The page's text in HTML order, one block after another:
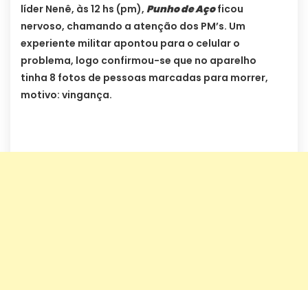
líder Nenê, às 12 hs (pm), Punho de Açoficou
nervoso, chamando a atenção dos PM’s. Um
experiente militar apontou para o celular o
problema, logo confirmou-se que no aparelho
tinha 8 fotos de pessoas marcadas para morrer,
motivo: vingança.